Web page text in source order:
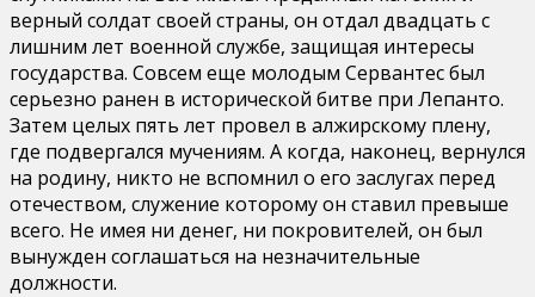
верный солдат своей страны, он отдал двадцать с
лишним лет военной службе, защищая интересы
государства. Совсем еще молодым Сервантес был
серьезно ранен в исторической битве при Лепанто.
Затем целых пять лет провел в алжирскому плену,
где подвергался мучениям. А когда, наконец, вернулся
на родину, никто не вспомнил о его заслугах перед
отечеством, служение которому он ставил превыше
всего. Не имея ни денег, ни покровителей, он был
вынужден соглашаться на незначительные
должности.